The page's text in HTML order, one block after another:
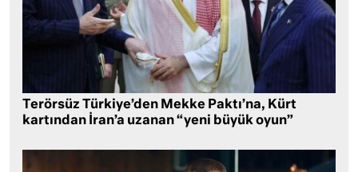
Terörsüz Türkiye’den Mekke Paktı’na, Kürt
kartından İran’a uzanan “yeni büyük oyun”